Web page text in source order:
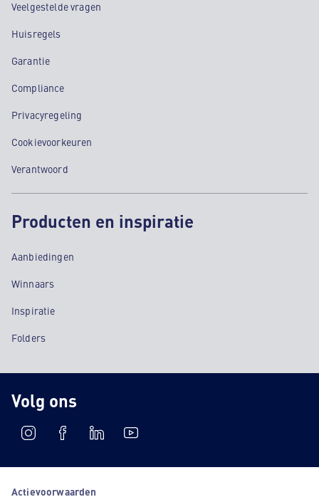
Veelgestelde vragen
Huisregels
Garantie
Compliance
Privacyregeling
Cookievoorkeuren
Verantwoord
Producten en inspiratie
Aanbiedingen
Winnaars
Inspiratie
Folders
Volg ons
Actievoorwaarden